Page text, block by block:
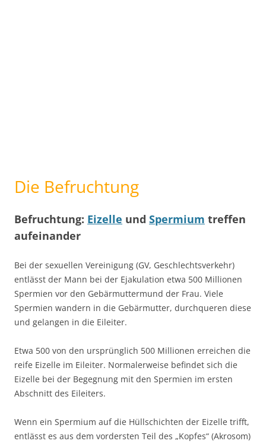
Die Befruchtung
Befruchtung: Eizelle und Spermium treffen
aufeinander
Bei der sexuellen Vereinigung (GV, Geschlechtsverkehr)
entlässt der Mann bei der Ejakulation etwa 500 Millionen
Spermien vor den Gebärmuttermund der Frau. Viele
Spermien wandern in die Gebärmutter, durchqueren diese
und gelangen in die Eileiter.
Etwa 500 von den ursprünglich 500 Millionen erreichen die
reife Eizelle im Eileiter. Normalerweise befindet sich die
Eizelle bei der Begegnung mit den Spermien im ersten
Abschnitt des Eileiters.
Wenn ein Spermium auf die Hüllschichten der Eizelle trifft,
entlässt es aus dem vordersten Teil des „Kopfes“ (Akrosom)